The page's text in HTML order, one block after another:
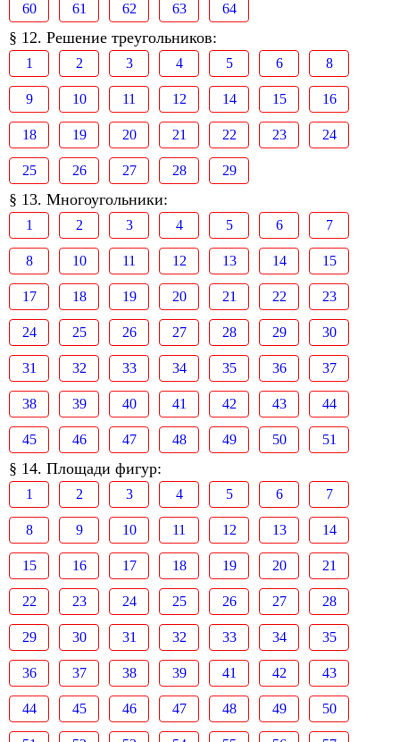
60 61 62 63 64
§ 12. Решение треугольников:
1 2 3 4 5 6 8
9 10 11 12 14 15 16
18 19 20 21 22 23 24
25 26 27 28 29
§ 13. Многоугольники:
1 2 3 4 5 6 7
8 10 11 12 13 14 15
17 18 19 20 21 22 23
24 25 26 27 28 29 30
31 32 33 34 35 36 37
38 39 40 41 42 43 44
45 46 47 48 49 50 51
§ 14. Площади фигур:
1 2 3 4 5 6 7
8 9 10 11 12 13 14
15 16 17 18 19 20 21
22 23 24 25 26 27 28
29 30 31 32 33 34 35
36 37 38 39 41 42 43
44 45 46 47 48 49 50